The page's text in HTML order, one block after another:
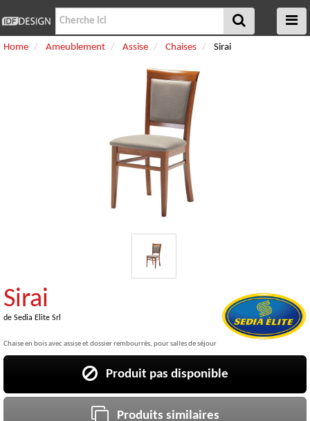
Home Ameublement Assise Chaises Sirai
Sirai
de Sedia Elite Srl
Chaise en bois avec assise et dossier rembourrés, pour salles de séjour
Produit pas disponible
Produits similaires